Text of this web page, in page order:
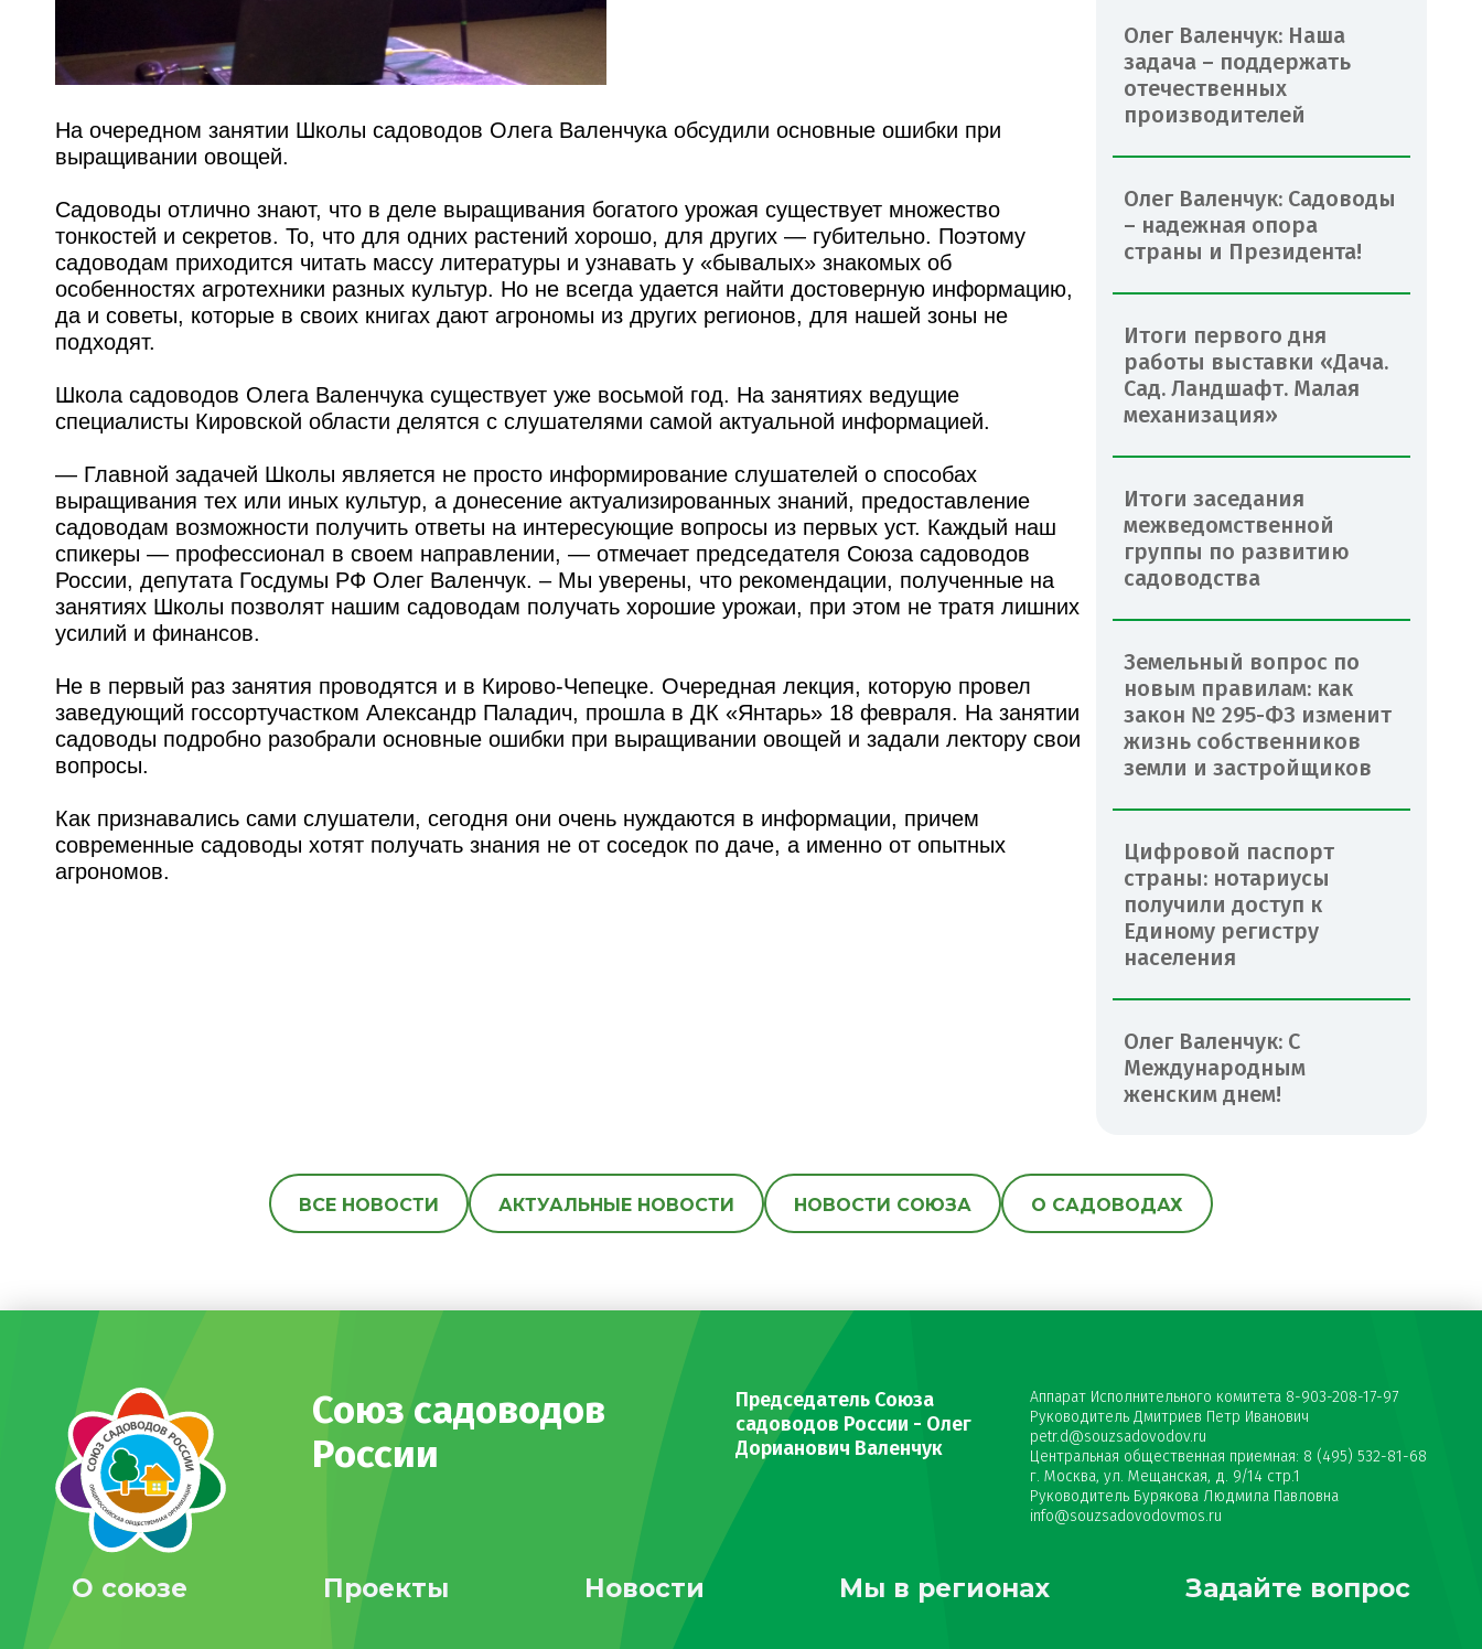
На очередном занятии Школы садоводов Олега Валенчука обсудили основные ошибки при
выращивании овощей.
Садоводы отлично знают, что в деле выращивания богатого урожая существует множество
тонкостей и секретов. То, что для одних растений хорошо, для других — губительно. Поэтому
садоводам приходится читать массу литературы и узнавать у «бывалых» знакомых об
особенностях агротехники разных культур. Но не всегда удается найти достоверную информацию,
да и советы, которые в своих книгах дают агрономы из других регионов, для нашей зоны не
подходят.
Школа садоводов Олега Валенчука существует уже восьмой год. На занятиях ведущие
специалисты Кировской области делятся с слушателями самой актуальной информацией.
— Главной задачей Школы является не просто информирование слушателей о способах
выращивания тех или иных культур, а донесение актуализированных знаний, предоставление
садоводам возможности получить ответы на интересующие вопросы из первых уст. Каждый наш
спикеры — профессионал в своем направлении, — отмечает председателя Союза садоводов
России, депутата Госдумы РФ Олег Валенчук. – Мы уверены, что рекомендации, полученные на
занятиях Школы позволят нашим садоводам получать хорошие урожаи, при этом не тратя лишних
усилий и финансов.
Не в первый раз занятия проводятся и в Кирово-Чепецке. Очередная лекция, которую провел
заведующий госсортучастком Александр Паладич, прошла в ДК «Янтарь» 18 февраля. На занятии
садоводы подробно разобрали основные ошибки при выращивании овощей и задали лектору свои
вопросы.
Как признавались сами слушатели, сегодня они очень нуждаются в информации, причем
современные садоводы хотят получать знания не от соседок по даче, а именно от опытных
агрономов.
Олег Валенчук: Наша
задача – поддержать
отечественных
производителей
Олег Валенчук: Садоводы
– надежная опора
страны и Президента!
Итоги первого дня
работы выставки «Дача.
Сад. Ландшафт. Малая
механизация»
Итоги заседания
межведомственной
группы по развитию
садоводства
Земельный вопрос по
новым правилам: как
закон № 295-ФЗ изменит
жизнь собственников
земли и застройщиков
Цифровой паспорт
страны: нотариусы
получили доступ к
Единому регистру
населения
Олег Валенчук: С
Международным
женским днем!
ВСЕ НОВОСТИ АКТУАЛЬНЫЕ НОВОСТИ НОВОСТИ СОЮЗА О САДОВОДАХ
Союз садоводов
России
Председатель Союза
садоводов России - Олег
Дорианович Валенчук
Аппарат Исполнительного комитета 8-903-208-17-97
Руководитель Дмитриев Петр Иванович
petr.d@souzsadovodov.ru
Центральная общественная приемная: 8 (495) 532-81-68
г. Москва, ул. Мещанская, д. 9/14 стр.1
Руководитель Бурякова Людмила Павловна
info@souzsadovodovmos.ru
О союзе Проекты Новости Мы в регионах Задайте вопрос